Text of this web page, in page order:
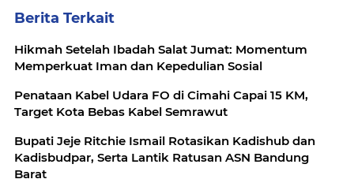
Berita Terkait
Hikmah Setelah Ibadah Salat Jumat: Momentum
Memperkuat Iman dan Kepedulian Sosial
Penataan Kabel Udara FO di Cimahi Capai 15 KM,
Target Kota Bebas Kabel Semrawut
Bupati Jeje Ritchie Ismail Rotasikan Kadishub dan
Kadisbudpar, Serta Lantik Ratusan ASN Bandung
Barat